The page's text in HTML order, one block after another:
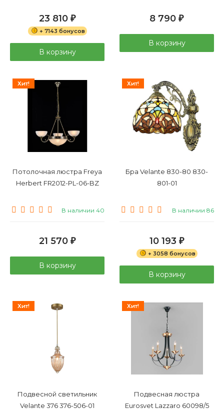
23 810 ₽
+ 7143 бонусов
В корзину
8 790 ₽
В корзину
Хит!
Потолочная люстра Freya
Herbert FR2012-PL-06-BZ
В наличии 40
21 570 ₽
В корзину
Хит!
Бра Velante 830-80 830-
801-01
В наличии 86
10 193 ₽
+ 3058 бонусов
В корзину
Хит!
Подвесной светильник
Velante 376 376-506-01
Хит!
Подвесная люстра
Eurosvet Lazzaro 60098/5